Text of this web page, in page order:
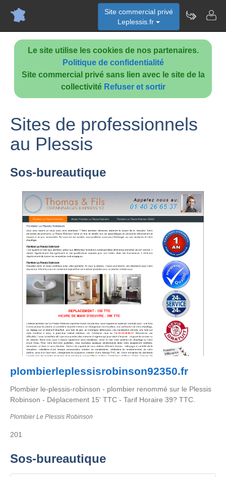
Le site utilise les cookies de nos partenaires.
Politique de confidentialité
Site commercial privé sans lien avec le site de la
collectivité Refuser et sortir
Site commercial privé
Leplessis.fr
Sites de professionnels
au Plessis
Sos-bureautique
plombierleplessisrobinson92350.fr
Plombier le-plessis-robinson - plombier renommé sur le Plessis
Robinson - Déplacement 15' TTC - Tarif Horaire 39? TTC.
Plombier Le Plessis Robinson
201
Sos-bureautique